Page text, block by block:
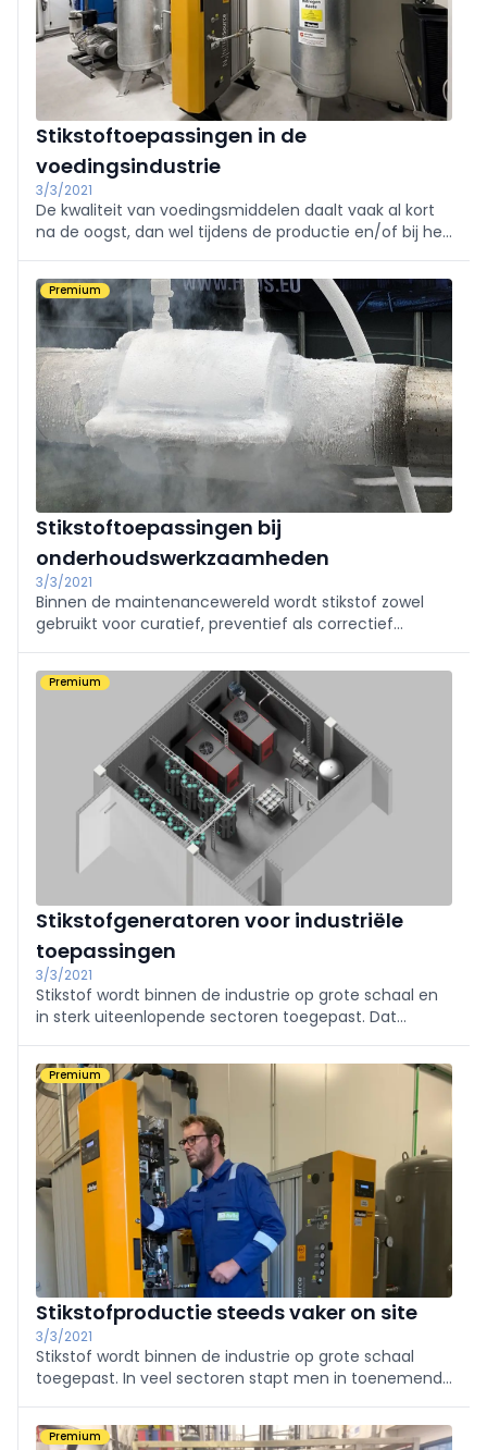
Stikstoftoepassingen in de
voedingsindustrie
3/3/2021
De kwaliteit van voedingsmiddelen daalt vaak al kort
na de oogst, dan wel tijdens de productie en/of bij het
micro-organismen. Bij het vertragen van dit proces
speelt stikstof een belangrijke rol.
Premium
Stikstoftoepassingen bij
onderhoudswerkzaamheden
3/3/2021
Binnen de maintenancewereld wordt stikstof zowel
gebruikt voor curatief, preventief als correctief
vloeibare toestand.
Premium
Stikstofgeneratoren voor industriële
toepassingen
3/3/2021
Stikstof wordt binnen de industrie op grote schaal en
in sterk uiteenlopende sectoren toegepast. Dat
industrie tot de chemische en farmaceutische
industrie. In veel sectoren stapt men in toenemende
mate over op het zelf genereren van stikstof met
behulp van een stikstofgenerator.
Premium
Stikstofproductie steeds vaker on site
3/3/2021
Stikstof wordt binnen de industrie op grote schaal
toegepast. In veel sectoren stapt men in toenemende
behulp van een stikstofgenerator. Wat logisch is, want
de voordelen zijn evident.
Premium